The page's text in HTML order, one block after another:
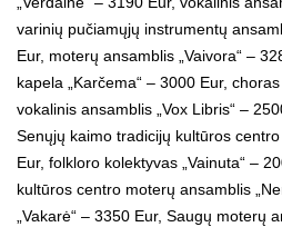
varinių pučiamųjų instrumentų
Eur, moterų ansamblis „Vaivora“ –
kapela „Karčema“ – 3000 Eur,
vokalinis ansamblis „Vox Libris“ –
Senųjų kaimo tradicijų kultūros
Eur, folkloro kolektyvas „Vainuta“ –
kultūros centro moterų ansamblis
„Vakarė“ – 3350 Eur, Saugų moterų